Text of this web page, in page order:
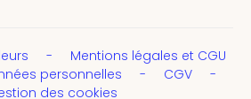
Mentions légales et CGU
personnelles
CGV
des cookies